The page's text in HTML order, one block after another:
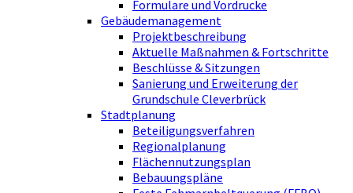
Formulare und Vordrucke
Gebäudemanagement
Projektbeschreibung
Aktuelle Maßnahmen & Fortschritte
Beschlüsse & Sitzungen
Sanierung und Erweiterung der
Grundschule Cleverbrück
Stadtplanung
Beteiligungsverfahren
Regionalplanung
Flächennutzungsplan
Bebauungspläne